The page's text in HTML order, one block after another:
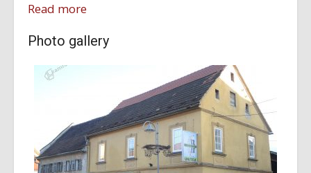
Read more
Photo gallery